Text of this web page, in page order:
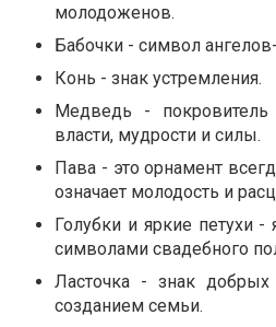
молодоженов.
Бабочки - символ
Конь - знак устремления.
Медведь -
власти, мудрости и силы.
Пава - это орнамент
означает молодость и
Голубки и яркие петухи -
символами свадебного
Ласточка - знак добрых
созданием семьи.